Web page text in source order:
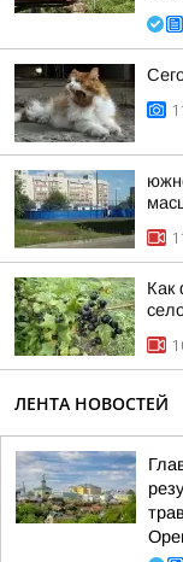
Как
ЛЕНТА НОВОСТЕЙ